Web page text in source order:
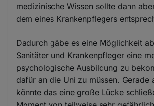
medizinische Wissen sollte dann
dem eines Krankenpflegers
Dadurch gäbe es eine Möglichkeit
Sanitäter und Krankenpfleger eine
psychologische Ausbildung zu
dafür an die Uni zu müssen. Gerade
könnte das eine große Lücke